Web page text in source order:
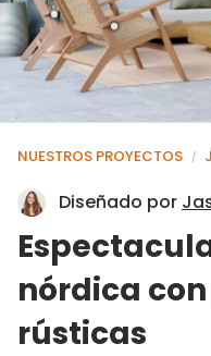
NUESTROS PROYECTOS /
Diseñado por
nórdica
rústicas